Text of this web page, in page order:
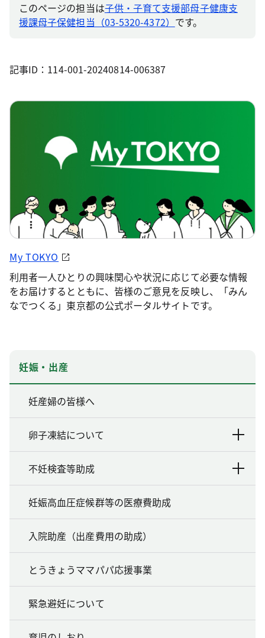
このページの担当は子供・子育て支援部母子健康支
援課母子保健担当（03-5320-4372） です。
記事ID：114-001-20240814-006387
My TOKYO
利用者一人ひとりの興味関心や状況に応じて必要な情報
をお届けするとともに、皆様のご意見を反映し、「みん
なでつくる」東京都の公式ポータルサイトです。
妊娠・出産
妊産婦の皆様へ
卵子凍結について
不妊検査等助成
妊娠高血圧症候群等の医療費助成
入院助産（出産費用の助成）
とうきょうママパパ応援事業
緊急避妊について